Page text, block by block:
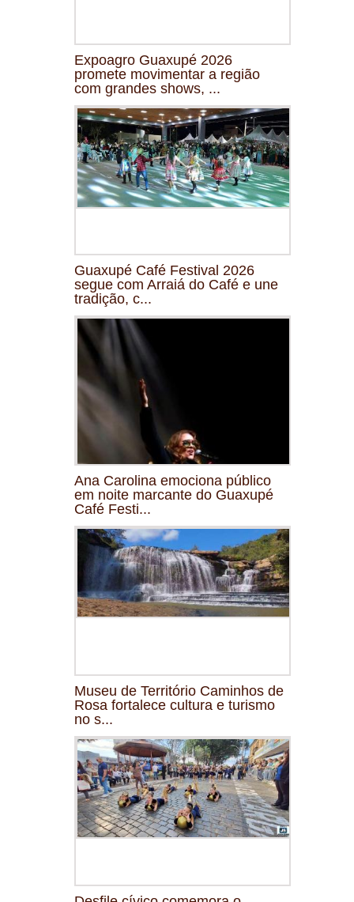
Expoagro Guaxupé 2026
promete movimentar a região
com grandes shows, ...
Guaxupé Café Festival 2026
segue com Arraiá do Café e une
tradição, c...
Ana Carolina emociona público
em noite marcante do Guaxupé
Café Festi...
Museu de Território Caminhos de
Rosa fortalece cultura e turismo
no s...